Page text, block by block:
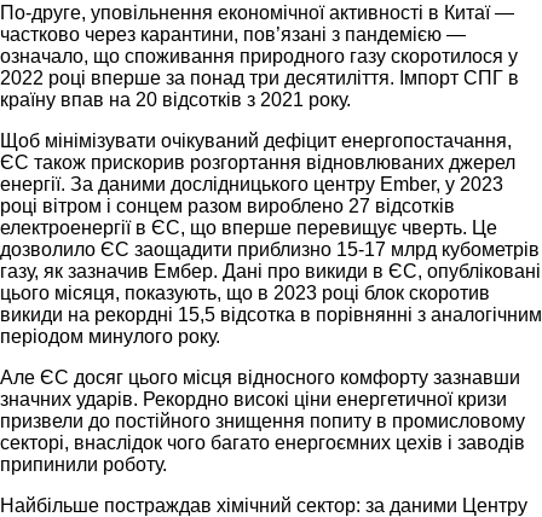
По-друге, уповільнення економічної активності в Китаї —
частково через карантини, пов’язані з пандемією —
означало, що споживання природного газу скоротилося у
2022 році вперше за понад три десятиліття. Імпорт СПГ в
країну впав на 20 відсотків з 2021 року.
Щоб мінімізувати очікуваний дефіцит енергопостачання,
ЄС також прискорив розгортання відновлюваних джерел
енергії. За даними дослідницького центру Ember, у 2023
році вітром і сонцем разом вироблено 27 відсотків
електроенергії в ЄС, що вперше перевищує чверть. Це
дозволило ЄС заощадити приблизно 15-17 млрд кубометрів
газу, як зазначив Ембер. Дані про викиди в ЄС, опубліковані
цього місяця, показують, що в 2023 році блок скоротив
викиди на рекордні 15,5 відсотка в порівнянні з аналогічним
періодом минулого року.
Але ЄС досяг цього місця відносного комфорту зазнавши
значних ударів. Рекордно високі ціни енергетичної кризи
призвели до постійного знищення попиту в промисловому
секторі, внаслідок чого багато енергоємних цехів і заводів
припинили роботу.
Найбільше постраждав хімічний сектор: за даними Центру